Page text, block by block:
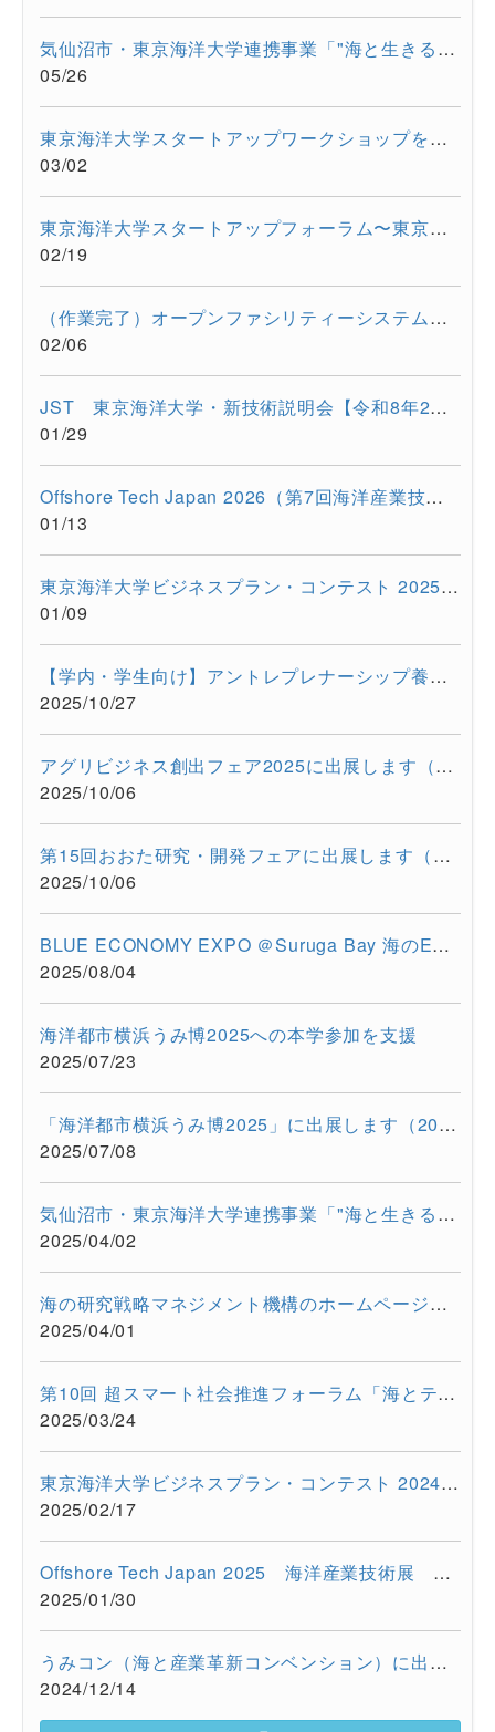
気仙沼市・東京海洋大学連携事業「"海と生きる"連続水産セミナー...
05/26
東京海洋大学スタートアップワークショップを開催しました。
03/02
東京海洋大学スタートアップフォーラム〜東京都大学発スタートア...
02/19
（作業完了）オープンファシリティーシステムの一時停止について...
02/06
JST 東京海洋大学・新技術説明会【令和8年2月17日 オンライン開...
01/29
Offshore Tech Japan 2026（第7回海洋産業技術展） に出展します...
01/13
東京海洋大学ビジネスプラン・コンテスト 2025開催報告
01/09
【学内・学生向け】アントレプレナーシップ養成プログラム ビジ...
2025/10/27
アグリビジネス創出フェア2025に出展します（2025/11/26-11/28）
2025/10/06
第15回おおた研究・開発フェアに出展します（2025/10/30-10/31）
2025/10/06
BLUE ECONOMY EXPO ＠Suruga Bay 海のEXPO（2025/7/28-7/29）に超...
2025/08/04
海洋都市横浜うみ博2025への本学参加を支援
2025/07/23
「海洋都市横浜うみ博2025」に出展します（2025年7月12日・13日）
2025/07/08
気仙沼市・東京海洋大学連携事業「"海と生きる"連続水産セミナー...
2025/04/02
海の研究戦略マネジメント機構のホームページをリニューアルしま...
2025/04/01
第10回 超スマート社会推進フォーラム「海とテクノロジーの融合が...
2025/03/24
東京海洋大学ビジネスプラン・コンテスト 2024を開催しました
2025/02/17
Offshore Tech Japan 2025 海洋産業技術展 ー海洋資源の利活用...
2025/01/30
うみコン（海と産業革新コンベンション）に出展しました（12/13 ...
2024/12/14